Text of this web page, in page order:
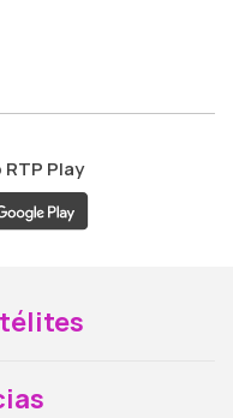
ao
RTP Play